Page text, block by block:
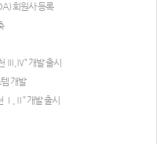
회원사 등록
Ⅲ,Ⅳ” 개발 출시
개발
Ⅰ,Ⅱ” 개발 출시